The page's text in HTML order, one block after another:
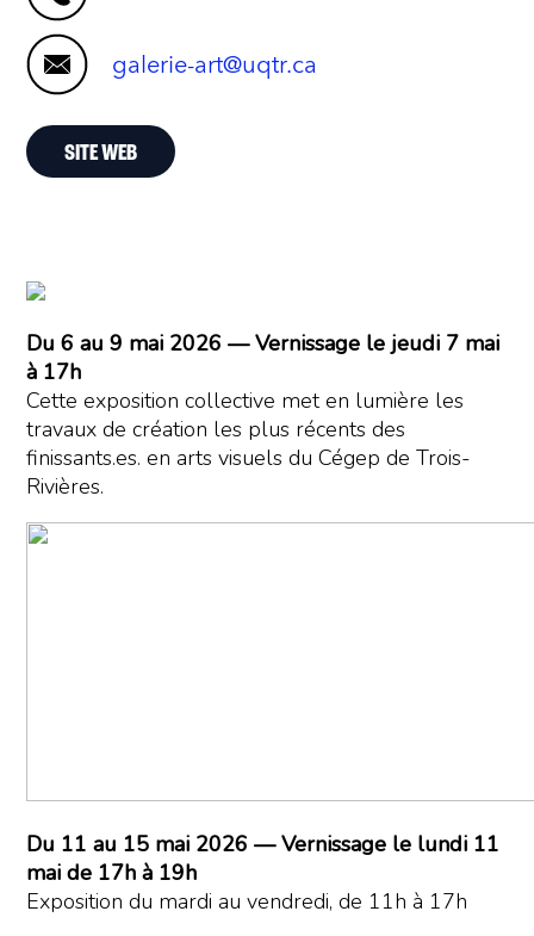
Du 6 au 9 mai 2026 — Vernissage le jeudi 7 mai
à 17h
Cette exposition collective met en lumière les
travaux de création les plus récents des
finissants.es. en arts visuels du Cégep de Trois-
Rivières.
Du 11 au 15 mai 2026 — Vernissage le lundi 11
mai de 17h à 19h
Exposition du mardi au vendredi, de 11h à 17h
galerie-art@uqtr.ca
SITE WEB